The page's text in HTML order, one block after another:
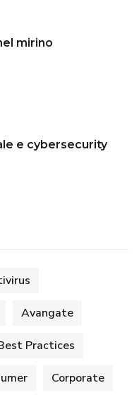
mirino
e cybersecurity
Avangate
Practices
Corporate